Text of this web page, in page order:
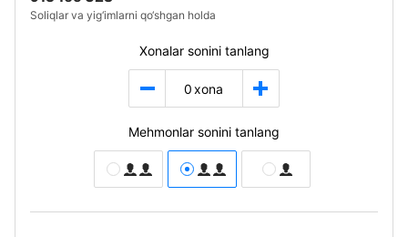
Soliqlar va yig‘imlarni qo‘shgan holda
Xonalar sonini tanlang
0 xona
Mehmonlar sonini tanlang